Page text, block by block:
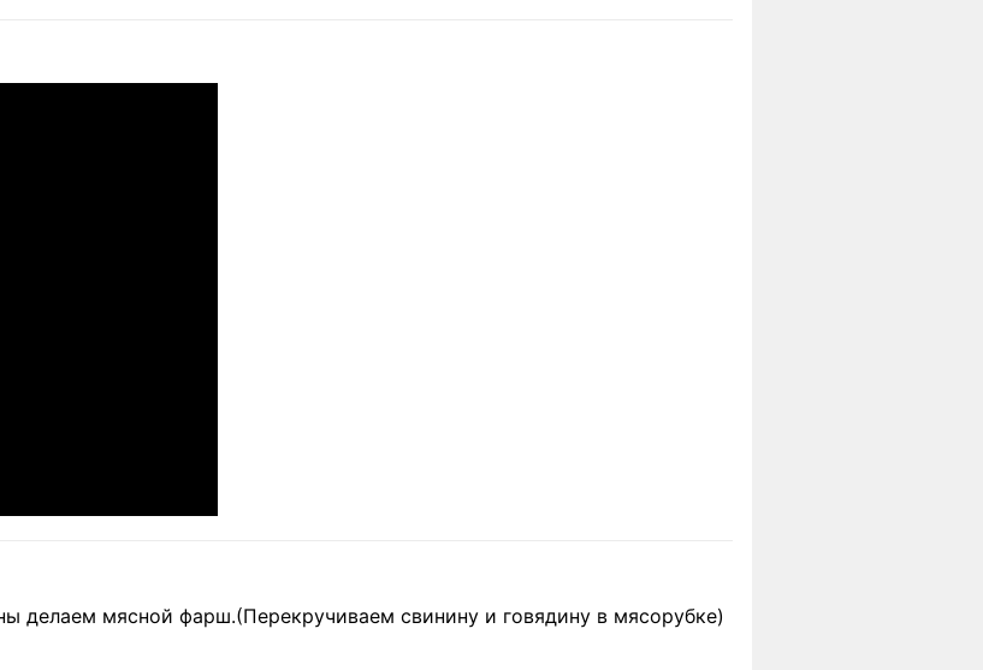
делаем мясной фарш.(Перекручиваем свинину и говядину в мясорубке)